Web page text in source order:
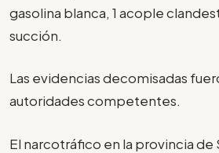
gasolina blanca, 1 acople
succión.
Las evidencias decomisadas
autoridades competentes.
El narcotráfico en la provincia de